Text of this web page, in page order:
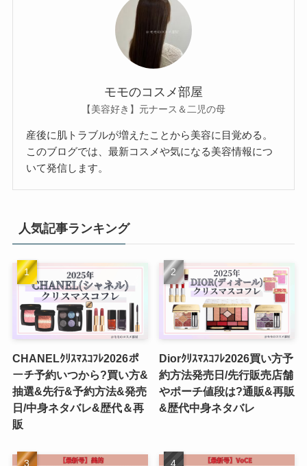
モモのコスメ部屋
【美容好き】元ナース＆二児の母
産後に肌トラブルが増えたことから美容に目覚める。
このブログでは、最新コスメや気になる美容情報につ
いて発信します。
人気記事ランキング
CHANELｸﾘｽﾏｽｺﾌﾚ2026ポ
ーチ予約いつから?買い方&
抽選&先行&予約方法&発売
日/中身ネタバレ&歴代＆再
販
Diorｸﾘｽﾏｽｺﾌﾚ2026買い方予
約方法発売日/先行販売店舗
やポーチ値段は?通販&再販
&歴代中身ネタバレ